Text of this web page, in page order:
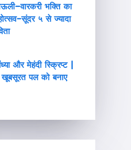
भक्ति का
सूंदर ५ से ज्यादा
और मेहंदी स्क्रिप्ट |
पल को बनाए